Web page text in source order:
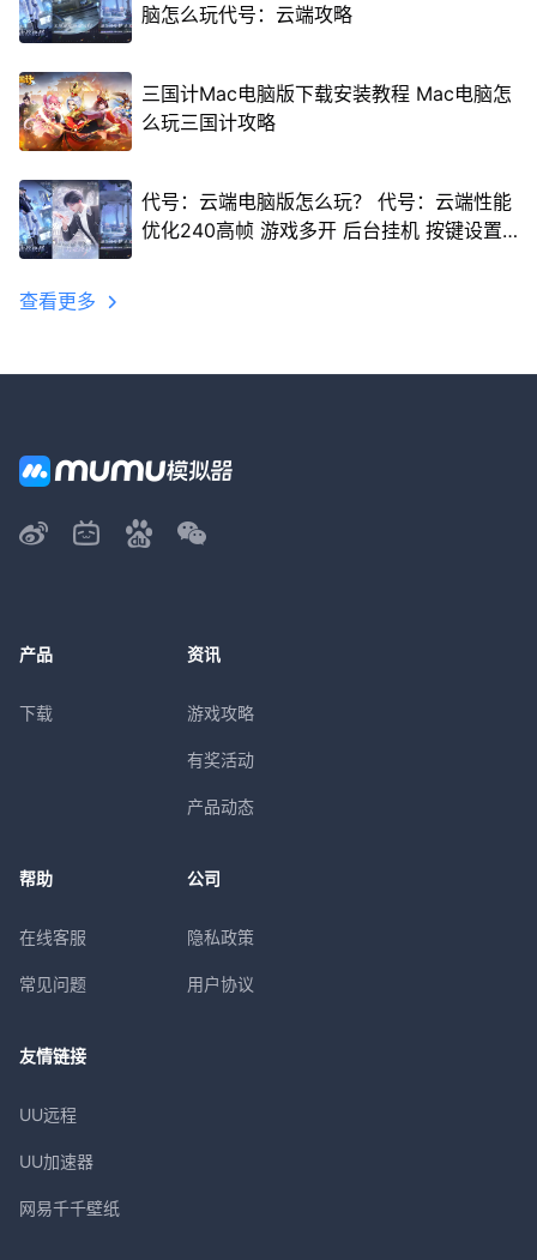
脑怎么玩代号：云端攻略
三国计Mac电脑版下载安装教程 Mac电脑怎
么玩三国计攻略
代号：云端电脑版怎么玩？ 代号：云端性能
优化240高帧 游戏多开 后台挂机 按键设置
查看更多
产品
下载
资讯
游戏攻略
有奖活动
产品动态
帮助
在线客服
常见问题
公司
隐私政策
用户协议
友情链接
UU远程
UU加速器
网易千千壁纸